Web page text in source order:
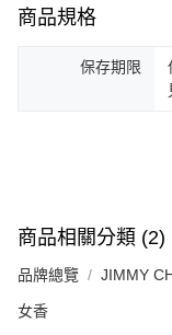
商品規格
保存期限
商品相關分類 (2)
品牌總覽 JIMMY
女香